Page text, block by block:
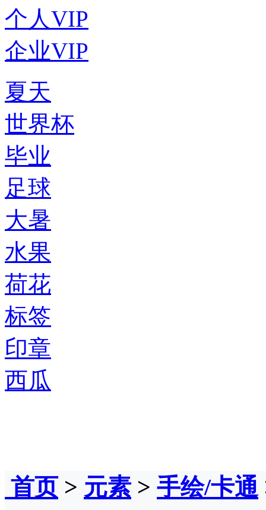
个人VIP
企业VIP
夏天
世界杯
毕业
足球
大暑
水果
荷花
标签
印章
西瓜
首页> 元素 > 手绘/卡通